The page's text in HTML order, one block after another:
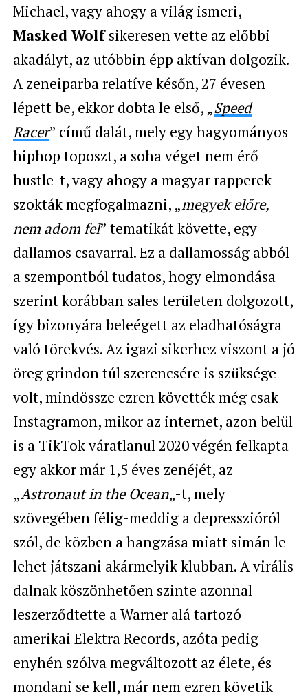
Michael, vagy ahogy a világ ismeri,
Masked Wolfsikeresen vette az előbbi
akadályt, az utóbbin épp aktívan dolgozik.
A zeneiparba relatíve későn, 27 évesen
lépett be, ekkor dobta le első, „Speed
Racer” című dalát, mely egy hagyományos
hiphop toposzt, a soha véget nem érő
hustle-t, vagy ahogy a magyar rapperek
szokták megfogalmazni, „megyek előre,
nem adom fel” tematikát követte, egy
dallamos csavarral. Ez a dallamosság abból
a szempontból tudatos, hogy elmondása
szerint korábban sales területen dolgozott,
így bizonyára beleégett az eladhatóságra
való törekvés. Az igazi sikerhez viszont a jó
öreg grindon túl szerencsére is szüksége
volt, mindössze ezren követték még csak
Instagramon, mikor az internet, azon belül
is a TikTok váratlanul 2020 végén felkapta
egy akkor már 1,5 éves zenéjét, az
„Astronaut in the Ocean„-t, mely
szövegében félig-meddig a depresszióról
szól, de közben a hangzása miatt simán le
lehet játszani akármelyik klubban. A virális
dalnak köszönhetően szinte azonnal
leszerződtette a Warner alá tartozó
amerikai Elektra Records, azóta pedig
enyhén szólva megváltozott az élete, és
mondani se kell, már nem ezren követik